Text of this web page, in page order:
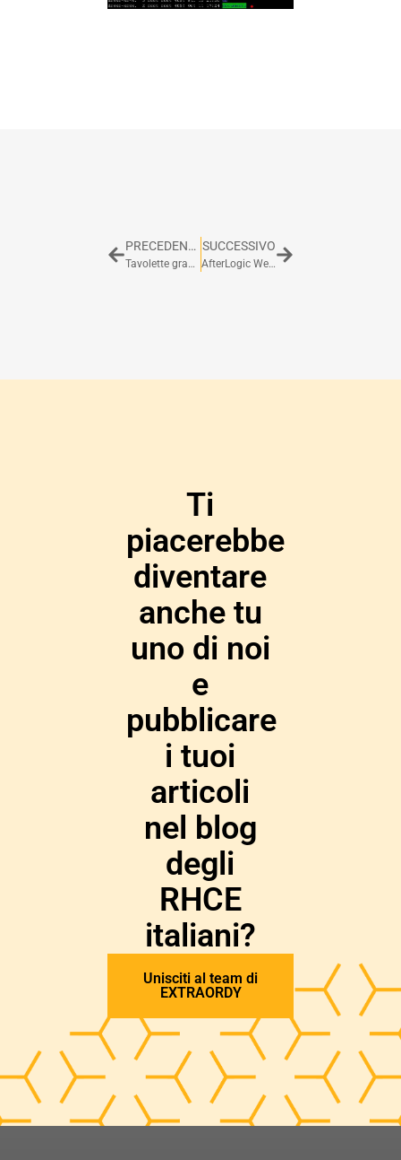
PRECEDENTE
Tavolette grafiche Wacom Bamboo e Fedora 19
SUCCESSIVO
AfterLogic WebMail Lite, una webmail opensource al passo con i tempi
Ti
piacerebbe
diventare
anche tu
uno di noi
e
pubblicare
i tuoi
articoli
nel blog
degli
RHCE
italiani?
Unisciti al team di
EXTRAORDY